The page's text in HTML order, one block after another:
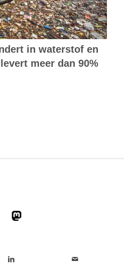
in waterstof en
meer dan 90%